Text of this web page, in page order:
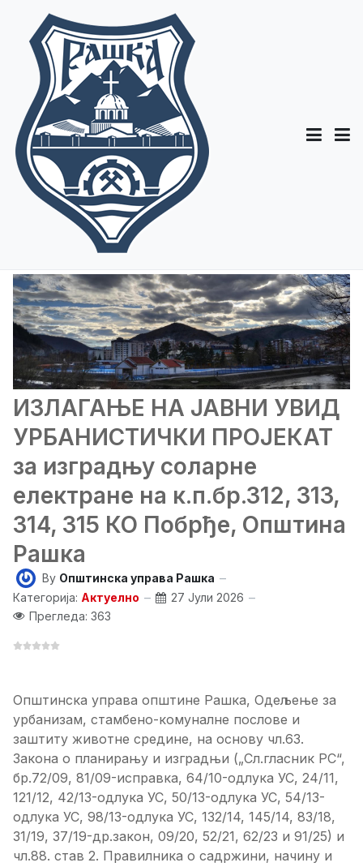
ИЗЛАГАЊЕ НА ЈАВНИ УВИД
УРБАНИСТИЧКИ ПРОЈЕКАТ
за изградњу соларне
електране на к.п.бр.312, 313,
314, 315 КО Побрђе, Општина
Рашка
By Општинска управа Рашка
Категорија: Актуелно
27 Јули 2026
Прегледа: 363
Општинска управа општине Рашка, Одељење за
урбанизам, стамбено-комуналне послове и
заштиту животне средине, на основу чл.63.
Закона о планирању и изградњи („Сл.гласник РС“,
бр.72/09, 81/09-исправка, 64/10-одлука УС, 24/11,
121/12, 42/13-одлука УС, 50/13-одлука УС, 54/13-
одлука УС, 98/13-одлука УС, 132/14, 145/14, 83/18,
31/19, 37/19-др.закон, 09/20, 52/21, 62/23 и 91/25) и
чл.88. став 2. Правилника о садржини, начину и